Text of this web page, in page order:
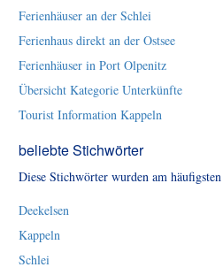
Ferienhäuser an der Schlei
Ferienhaus direkt an der Ostsee
Ferienhäuser in Port Olpenitz
Übersicht Kategorie Unterkünfte
Tourist Information Kappeln
beliebte Stichwörter
Diese Stichwörter wurden am
Deekelsen
Kappeln
Schlei